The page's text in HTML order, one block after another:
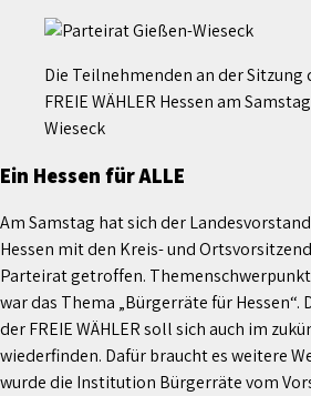
Die Teilnehmenden an der Sitzung
FREIE WÄHLER Hessen am
Wieseck
Ein Hessen für ALLE
Am Samstag hat sich der Landesvorstand
Hessen mit den Kreis- und
Parteirat getroffen.
war das Thema „Bürgerräte für
der FREIE WÄHLER soll sich auch im
wiederfinden. Dafür braucht es weitere
wurde die Institution Bürgerräte vom